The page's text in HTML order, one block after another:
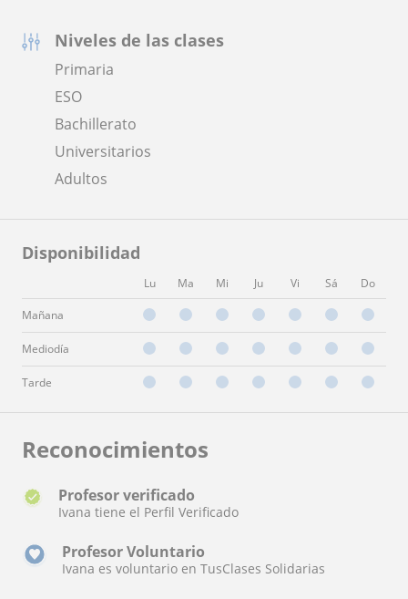
Niveles de las clases
Primaria
ESO
Bachillerato
Universitarios
Adultos
Disponibilidad
Lu Ma Mi Ju Vi Sá Do
Mañana
Mediodía
Tarde
Reconocimientos
Profesor verificado
Ivana tiene el Perfil Verificado
Profesor Voluntario
Ivana es voluntario en TusClases Solidarias